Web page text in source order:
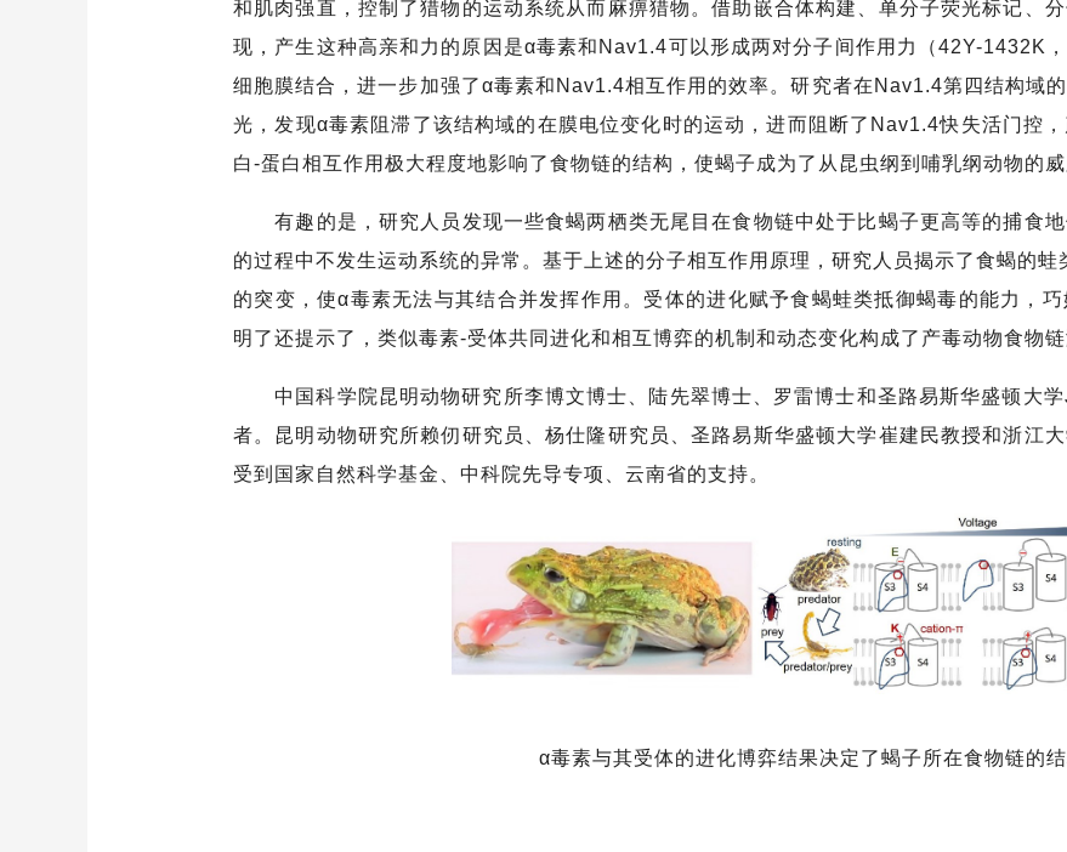
和肌肉强直，控制了猎物的运动系统从而麻痹猎物。借助嵌合体构建、单分子荧光标记、
现，产生这种高亲和力的原因是α毒素和Nav1.4可以形成两对分子间作用力（42Y-1432K
细胞膜结合，进一步加强了α毒素和Nav1.4相互作用的效率。研究者在Nav1.4第四结构域
光，发现α毒素阻滞了该结构域的在膜电位变化时的运动，进而阻断了Nav1.4快失活门控
白-蛋白相互作用极大程度地影响了食物链的结构，使蝎子成为了从昆虫纲到哺乳纲动物的威
有趣的是，研究人员发现一些食蝎两栖类无尾目在食物链中处于比蝎子更高等的捕食地
的过程中不发生运动系统的异常。基于上述的分子相互作用原理，研究人员揭示了食蝎的
的突变，使α毒素无法与其结合并发挥作用。受体的进化赋予食蝎蛙类抵御蝎毒的能力，
明了还提示了，类似毒素-受体共同进化和相互博弈的机制和动态变化构成了产毒动物食物
中国科学院昆明动物研究所李博文博士、陆先翠博士、罗雷博士和圣路易斯华盛顿大
者。昆明动物研究所赖仞研究员、杨仕隆研究员、圣路易斯华盛顿大学崔建民教授和浙江
受到国家自然科学基金、中科院先导专项、云南省的支持。
α毒素与其受体的进化博弈结果决定了蝎子所在食物链的